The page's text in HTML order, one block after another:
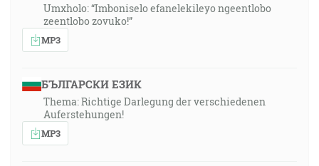
Umxholo: “Imboniselo efanelekileyo ngeentlobo
zeentlobo zovuko!”
MP3
БЪЛГАРСКИ ЕЗИК
Thema: Richtige Darlegung der verschiedenen
Auferstehungen!
MP3